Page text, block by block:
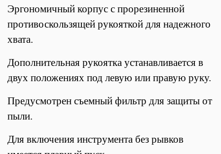
Эргономичный корпус с прорезиненной
противоскользящей рукояткой для надежного
хвата.
Дополнительная рукоятка устанавливается в
двух положениях под левую или правую руку.
Предусмотрен съемный фильтр для защиты от
пыли.
Для включения инструмента без рывков